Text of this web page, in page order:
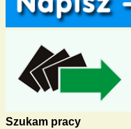
Szukam pracy